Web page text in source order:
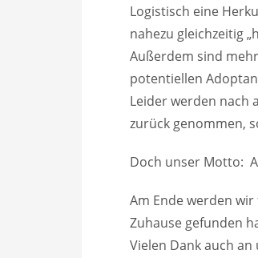
Logistisch eine
nahezu gleichzeitig
Außerdem sind
potentiellen
Leider werden nach
zurück genommen,
Doch unser Motto:
Am Ende werden
Zuhause gefunden
Vielen Dank auch